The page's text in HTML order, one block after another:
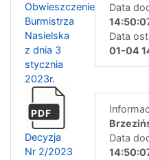
Obwieszczenie
Burmistrza
Nasielska
z dnia 3
stycznia
2023r.
Data
Data
01-04
PDF
Decyzja
Nr 2/2023
Data